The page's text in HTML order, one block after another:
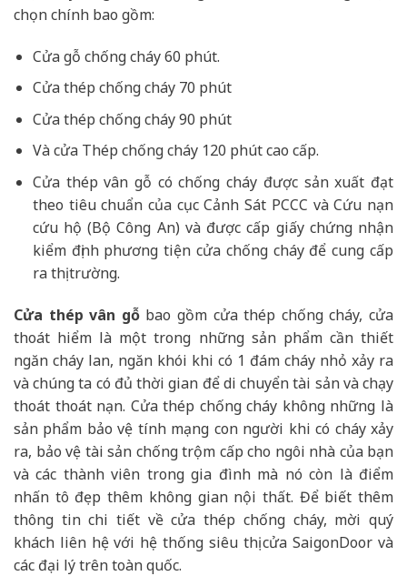
chọn chính bao gồm:
Cửa gỗ chống cháy 60 phút.
Cửa thép chống cháy 70 phút
Cửa thép chống cháy 90 phút
Và cửa Thép chống cháy 120 phút cao cấp.
Cửa thép vân gỗ có chống cháy được sản xuất đạt
theo tiêu chuẩn của cục Cảnh Sát PCCC và Cứu nạn
cứu hộ (Bộ Công An) và được cấp giấy chứng nhận
kiểm định phương tiện cửa chống cháy để cung cấp
ra thị trường.
Cửa thép vân gỗbao gồm cửa thép chống cháy, cửa
thoát hiểm là một trong những sản phẩm cần thiết
ngăn cháy lan, ngăn khói khi có 1 đám cháy nhỏ xảy ra
và chúng ta có đủ thời gian để di chuyển tài sản và chạy
thoát thoát nạn. Cửa thép chống cháy không những là
sản phẩm bảo vệ tính mạng con người khi có cháy xảy
ra, bảo vệ tài sản chống trộm cấp cho ngôi nhà của bạn
và các thành viên trong gia đình mà nó còn là điểm
nhấn tô đẹp thêm không gian nội thất. Để biết thêm
thông tin chi tiết về cửa thép chống cháy, mời quý
khách liên hệ với hệ thống siêu thị cửa SaigonDoor và
các đại lý trên toàn quốc.